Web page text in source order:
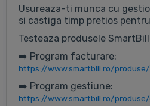
Usureaza-ti munca cu
si castiga timp pretios
Testeaza produsele
➡️ Program facturare:
https://www.smartbill.ro/
➡️ Program gestiune:
https://www.smartbill.ro/